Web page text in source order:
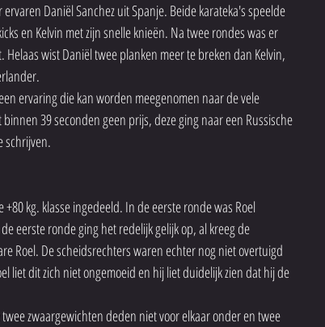
Daniël Sanchez uit Spanje. Beide karateka's speelde
en Kelvin met zijn snelle knieën. Na twee rondes was er
wist Daniël twee planken meer te breken dan Kelvin,
ervaring die kan worden meegenomen naar de vele
39 seconden geen prijs, deze ging naar een Russische
schrijven.
kg. klasse ingedeeld. In de eerste ronde was Roel
eerste ronde ging het redelijk gelijk op, al kreeg de
Roel. De scheidsrechters waren echter nog niet overtuigd
liet dit zich niet ongemoeid en hij liet duidelijk zien dat hij de
zwaargewichten deden niet voor elkaar onder en twee